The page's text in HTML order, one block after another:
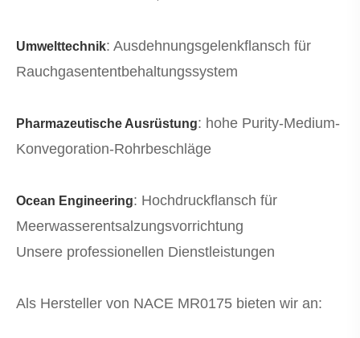
Umwelttechnik: Ausdehnungsgelenkflansch für
Rauchgasententbehaltungssystem
Pharmazeutische Ausrüstung: hohe Purity-Medium-
Konvegoration-Rohrbeschläge
Ocean Engineering: Hochdruckflansch für
Meerwasserentsalzungsvorrichtung
Unsere professionellen Dienstleistungen
Als Hersteller von NACE MR0175 bieten wir an: